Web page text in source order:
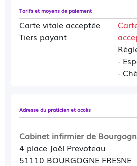
Tarifs et moyens de paiement
Carte vitale acceptée
Tiers payant
-
-
Adresse du praticien et accès
Cabinet infirmier de
4 place Joël Prevoteau
51110 BOURGOGNE FRESNE